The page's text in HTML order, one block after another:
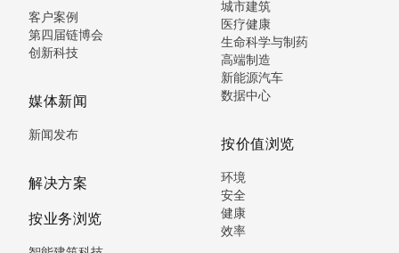
客户案例
第四届链博会
创新科技
媒体新闻
新闻发布
解决方案
按业务浏览
城市建筑
医疗健康
生命科学与制药
高端制造
新能源汽车
数据中心
按价值浏览
环境
安全
健康
效率